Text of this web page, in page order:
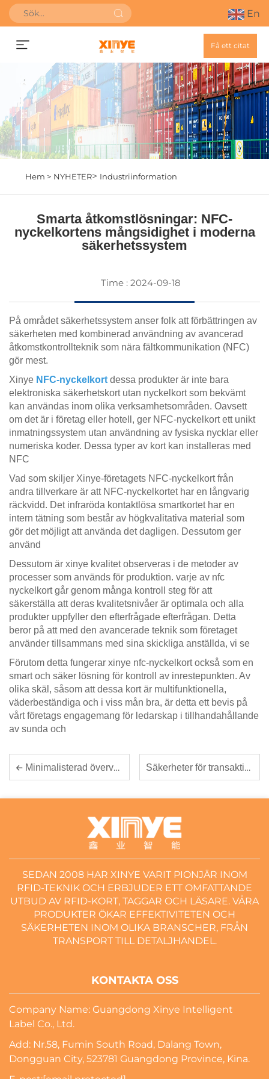
En
Få ett citat
Hem > NYHETER> Industriinformation
Smarta åtkomstlösningar: NFC-
nyckelkortens mångsidighet i moderna
säkerhetssystem
Time : 2024-09-18
På området säkerhetssystem anser folk att förbättringen av
säkerheten med kombinerad användning av avancerad
åtkomstkontrollteknik som nära fältkommunikation (NFC)
gör mest.
Xinye NFC-nyckelkort dessa produkter är inte bara
elektroniska säkerhetskort utan nyckelkort som bekvämt
kan användas inom olika verksamhetsområden. Oavsett
om det är i företag eller hotell, ger NFC-nyckelkort ett unikt
inmatningssystem utan användning av fysiska nycklar eller
numeriska koder. Dessa typer av kort kan installeras med
NFC
Vad som skiljer Xinye-företagets NFC-nyckelkort från
andra tillverkare är att NFC-nyckelkortet har en långvarig
räckvidd. Det infraröda kontaktlösa smartkortet har en
intern tätning som består av högkvalitativa material som
gör det möjligt att använda det dagligen. Dessutom ger
använd
Dessutom är xinye kvalitet observeras i de metoder av
processer som används för produktion. varje av nfc
nyckelkort går genom många kontroll steg för att
säkerställa att deras kvalitetsnivåer är optimala och alla
produkter uppfyller den efterfrågade efterfrågan. Detta
beror på att med den avancerade teknik som företaget
använder tillsammans med sina skickliga anställda, vi se
Förutom detta fungerar xinye nfc-nyckelkort också som en
smart och säker lösning för kontroll av inrestepunkten. Av
olika skäl, såsom att dessa kort är multifunktionella,
väderbeständiga och i viss mån bra, är detta ett bevis på
vårt företags engagemang för ledarskap i tillhandahållande
av sunda och
Minimalisterad övervakning: små RFID-taggar för effektiv tillgångsspårning Säkerheter för transaktioner: RFID-NFC-korts roll för att förbättra betalningssäkerheten
SEDAN 2008 HAR XINYE VARIT PIONJÄR INOM
RFID-TEKNIK OCH ERBJUDER ETT OMFATTANDE
UTBUD AV RFID-KORT, TAGGAR OCH LÄSARE. VÅRA
PRODUKTER ÖKAR EFFEKTIVITETEN OCH
SÄKERHETEN INOM OLIKA BRANSCHER, FRÅN
TRANSPORT TILL DETALJHANDEL.
KONTAKTA OSS
Company Name: Guangdong Xinye Intelligent
Label Co., Ltd.
Add: Nr.58, Fumin South Road, Dalang Town,
Dongguan City, 523781 Guangdong Province, Kina.